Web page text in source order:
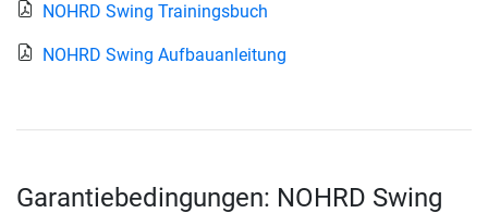
NOHRD Swing Trainingsbuch
NOHRD Swing Aufbauanleitung
Garantiebedingungen: NOHRD Swing